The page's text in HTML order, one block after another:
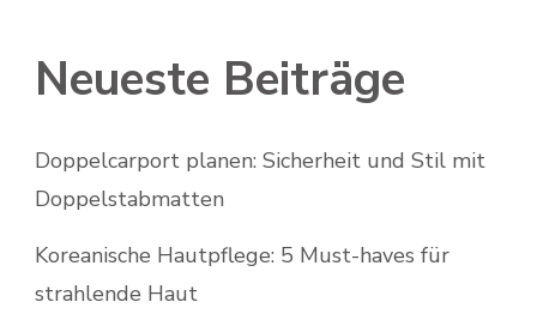
Neueste Beiträge
Doppelcarport planen: Sicherheit und Stil mit
Doppelstabmatten
Koreanische Hautpflege: 5 Must-haves für
strahlende Haut